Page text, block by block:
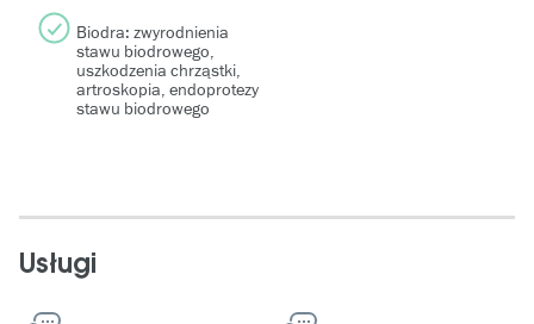
Biodra: zwyrodnienia
stawu biodrowego,
uszkodzenia chrząstki,
artroskopia, endoprotezy
stawu biodrowego
Usługi